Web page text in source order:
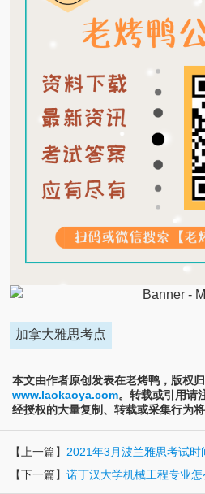
加拿大雅思考点
本文由作者原创发表在老烤鸭，版权
www.laokaoya.com。转载或引用请
经授权的大量复制、转载或采集行为
【上一篇】 2021年3月波兰雅思考试时
【下一篇】 诺丁汉大学机械工程专业